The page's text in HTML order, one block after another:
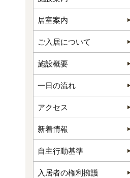
居室案内
ご入居について
施設概要
一日の流れ
アクセス
新着情報
自主行動基準
入居者の権利擁護